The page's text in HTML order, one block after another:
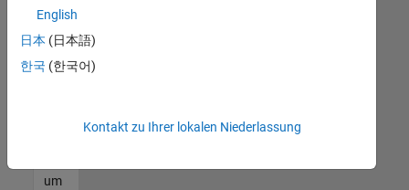
Ihren
entsprechen,
werden
unseres
um
English
日本 (日本語)
한국 (한국어)
Kontakt zu Ihrer lokalen Niederlassung